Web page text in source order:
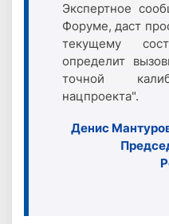
Экспертное
Форуме, даст
текущему
определит
точной
нацпроекта".
Денис